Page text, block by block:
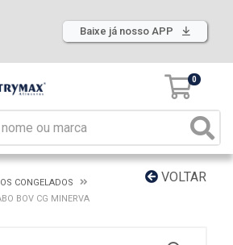
Baixe já nosso APP
0
VOLTAR
CONGELADOS
BOV CG MINERVA